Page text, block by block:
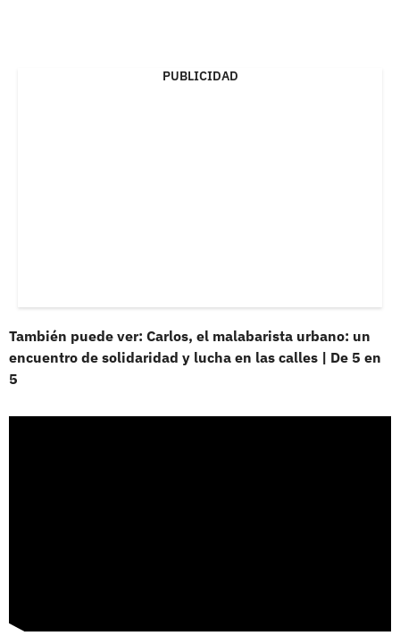
PUBLICIDAD
También puede ver: Carlos, el malabarista urbano: un
encuentro de solidaridad y lucha en las calles | De 5 en
5